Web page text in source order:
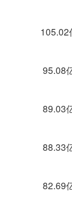
105.02
95.08
89.03
88.33
82.69